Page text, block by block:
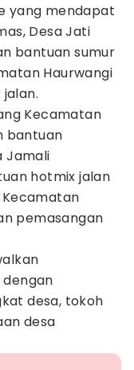
yang mendapat
Desa Jati
bantuan sumur
Haurwangi
Kecamatan
bantuan
Jamali
hotmix jalan
Kecamatan
pemasangan
dengan
desa, tokoh
desa